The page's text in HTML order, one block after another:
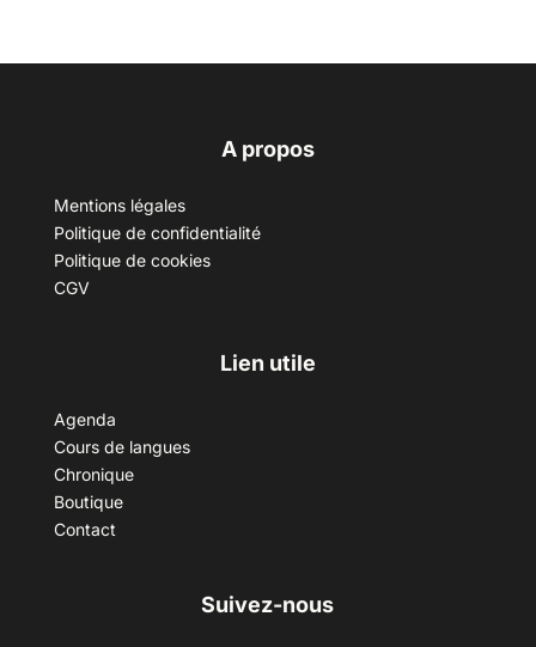
A propos
Mentions légales
Politique de confidentialité
Politique de cookies
CGV
Lien utile
Agenda
Cours de langues
Chronique
Boutique
Contact
Suivez-nous